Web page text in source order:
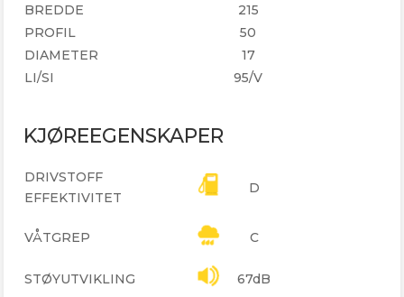
BREDDE
215
PROFIL
50
DIAMETER
17
LI/SI
95/V
KJØREEGENSKAPER
DRIVSTOFF
EFFEKTIVITET
D
VÅTGREP C
STØYUTVIKLING 67dB